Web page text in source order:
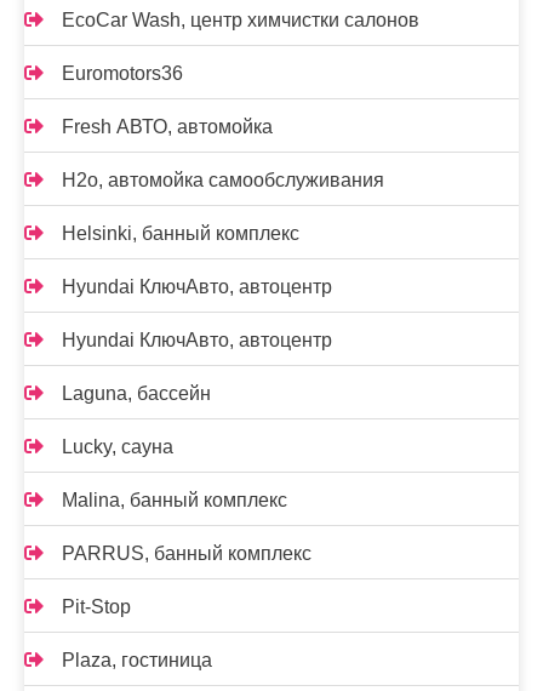
EcoCar Wash, центр химчистки салонов
Euromotors36
Fresh АВТО, автомойка
H2o, автомойка самообслуживания
Helsinki, банный комплекс
Hyundai КлючАвто, автоцентр
Hyundai КлючАвто, автоцентр
Laguna, бассейн
Lucky, сауна
Malina, банный комплекс
PARRUS, банный комплекс
Pit-Stop
Plaza, гостиница